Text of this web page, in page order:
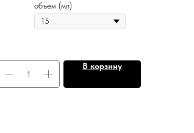
объем (мл)
В корзину